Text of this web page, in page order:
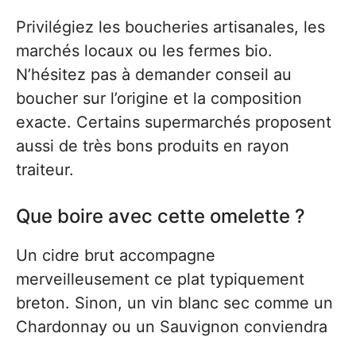
Privilégiez les boucheries artisanales, les
marchés locaux ou les fermes bio.
N’hésitez pas à demander conseil au
boucher sur l’origine et la composition
exacte. Certains supermarchés proposent
aussi de très bons produits en rayon
traiteur.
Que boire avec cette omelette ?
Un cidre brut accompagne
merveilleusement ce plat typiquement
breton. Sinon, un vin blanc sec comme un
Chardonnay ou un Sauvignon conviendra